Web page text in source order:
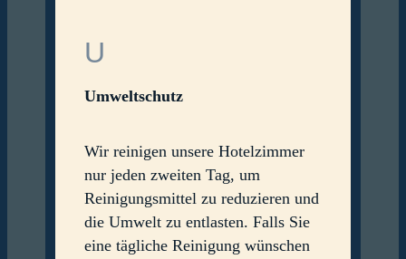
U
Umweltschutz
Wir reinigen unsere Hotelzimmer
nur jeden zweiten Tag, um
Reinigungsmittel zu reduzieren und
die Umwelt zu entlasten. Falls Sie
eine tägliche Reinigung wünschen